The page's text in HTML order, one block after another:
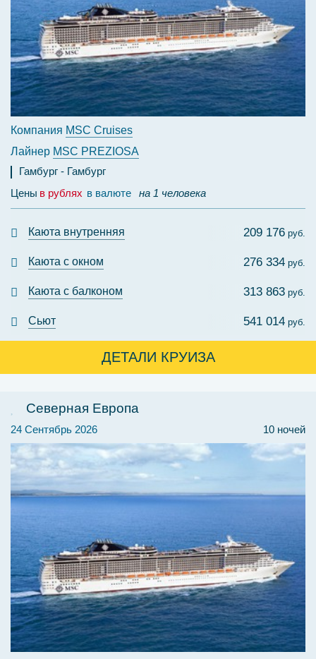
Компания MSC Cruises
Лайнер MSC PREZIOSA
Гамбург
Гамбург
Цены в рублях в валюте на 1 человека
Каюта внутренняя 209 176 руб.
Каюта с окном 276 334 руб.
Каюта с балконом 313 863 руб.
Сьют 541 014 руб.
ДЕТАЛИ КРУИЗА
Северная Европа
10 ночей
24 Сентябрь 2026